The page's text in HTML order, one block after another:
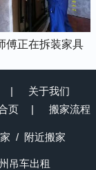
傅正在拆装家具
关于我们
页 搬家流程
附近搬家
吊车出租